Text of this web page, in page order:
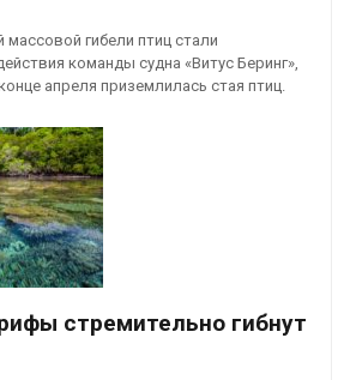
гибели птиц стали
команды судна «Витус Беринг»,
апреля приземлилась стая птиц.
стремительно гибнут